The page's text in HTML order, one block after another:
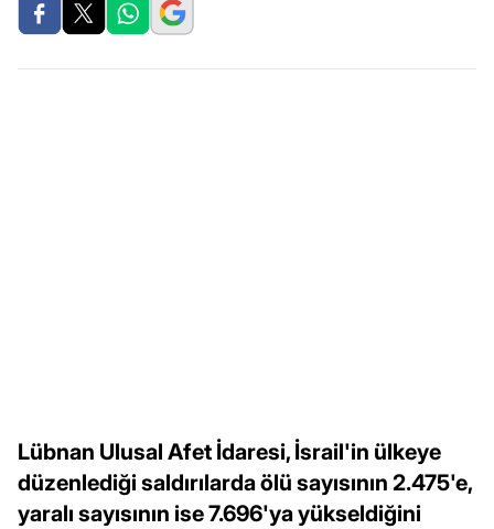
Lübnan Ulusal Afet İdaresi, İsrail'in ülkeye
düzenlediği saldırılarda ölü sayısının 2.475'e,
yaralı sayısının ise 7.696'ya yükseldiğini